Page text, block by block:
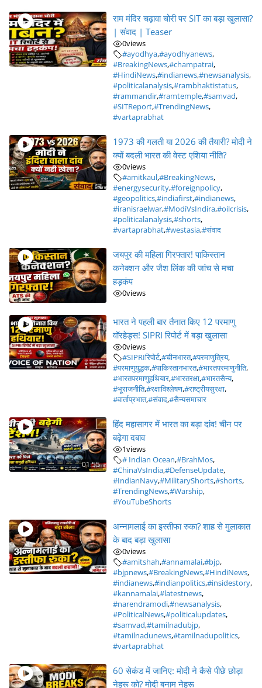
राम मंदिर चढ़ावा चोरी पर SIT का बड़ा खुलासा?
| संवाद | Teaser
0views
#ayodhya,#ayodhyanews,
#BreakingNews,#champatrai,
#HindiNews,#indianews,#newsanalysis,
#politicalanalysis,#rambhaktistatus,
#rammandir,#ramtemple,#samvad,
#SITReport,#TrendingNews,
#vartaprabhat
1973 की गलती या 2026 की तैयारी? मोदी ने
क्यों बदली भारत की वेस्ट एशिया नीति?
0views
#amitkaul,#BreakingNews,
#energysecurity,#foreignpolicy,
#geopolitics,#indiafirst,#indianews,
#iranisraelwar,#ModiVsIndira,#oilcrisis,
#politicalanalysis,#shorts,
#vartaprabhat,#westasia,#संवाद
जयपुर की महिला गिरफ्तार! पाकिस्तान
कनेक्शन और जैश लिंक की जांच से मचा
हड़कंप
0views
भारत ने पहली बार तैनात किए 12 परमाणु
वॉरहेड्स! SIPRI रिपोर्ट में बड़ा खुलासा
0views
#SIPRIरिपोर्ट,#चीनभारत,#परमाणुत्रिय,
#परमाणुयुद्धक,#पाकिस्तानभारत,#भारतपरमाणुनीति,
#भारतपरमाणुहथियार,#भारतरक्षा,#भारतसैन्य,
#भूराजनीति,#रक्षाविश्लेषण,#राष्ट्रीयसुरक्षा,
#वार्ताप्रभात,#संवाद,#सैन्यसमाचार
01:55
हिंद महासागर में भारत का बड़ा दांव! चीन पर
बढ़ेगा दबाव
1views
# Indian Ocean,#BrahMos,
#ChinaVsIndia,#DefenseUpdate,
#IndianNavy,#MilitaryShorts,#shorts,
#TrendingNews,#Warship,
#YouTubeShorts
अन्नामलाई का इस्तीफा रुका? शाह से मुलाकात
के बाद बड़ा खुलासा
0views
#amitshah,#annamalai,#bjp,
#bjpnews,#BreakingNews,#HindiNews,
#indianews,#indianpolitics,#insidestory,
#kannamalai,#latestnews,
#narendramodi,#newsanalysis,
#PoliticalNews,#politicalupdates,
#samvad,#tamilnadubjp,
#tamilnadunews,#tamilnadupolitics,
#vartaprabhat
60 सेकंड में जानिए: मोदी ने कैसे पीछे छोड़ा
नेहरू को? मोदी बनाम नेहरू